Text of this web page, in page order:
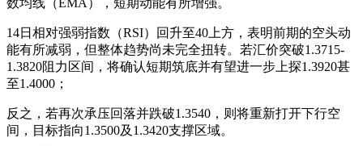
数均线（EMA），短期动能有所增强。
14日相对强弱指数（RSI）回升至40上方，表明前期的空头动
能有所减弱，但整体趋势尚未完全扭转。若汇价突破1.3715-
1.3820阻力区间，将确认短期筑底并有望进一步上探1.3920甚
至1.4000；
反之，若再次承压回落并跌破1.3540，则将重新打开下行空
间，目标指向1.3500及1.3420支撑区域。